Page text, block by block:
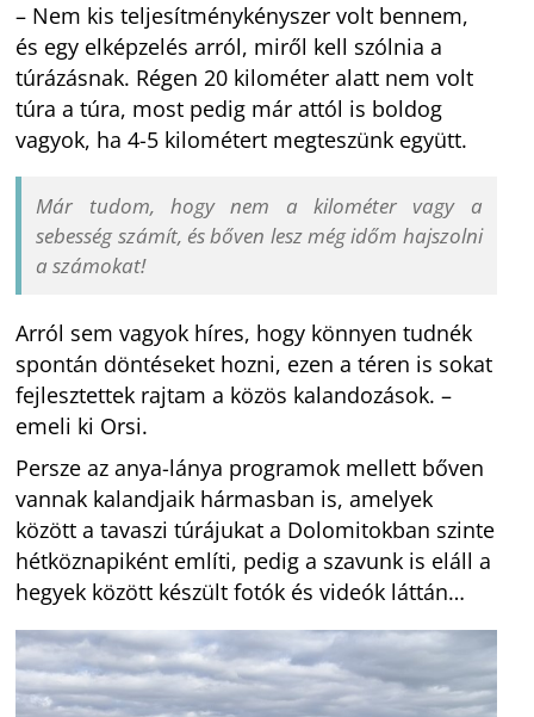
– Nem kis teljesítménykényszer volt bennem,
és egy elképzelés arról, miről kell szólnia a
túrázásnak. Régen 20 kilométer alatt nem volt
túra a túra, most pedig már attól is boldog
vagyok, ha 4-5 kilométert megteszünk együtt.
Már tudom, hogy nem a kilométer vagy a
sebesség számít, és bőven lesz még időm hajszolni
a számokat!
Arról sem vagyok híres, hogy könnyen tudnék
spontán döntéseket hozni, ezen a téren is sokat
fejlesztettek rajtam a közös kalandozások. –
emeli ki Orsi.
Persze az anya-lánya programok mellett bőven
vannak kalandjaik hármasban is, amelyek
között a tavaszi túrájukat a Dolomitokban szinte
hétköznapiként említi, pedig a szavunk is eláll a
hegyek között készült fotók és videók láttán…